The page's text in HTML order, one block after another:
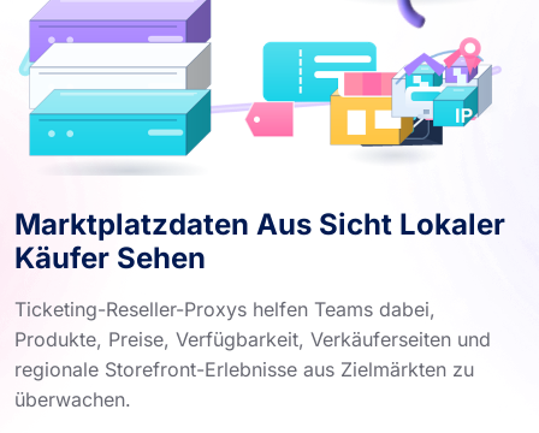
Marktplatzdaten Aus Sicht Lokaler
Käufer Sehen
Ticketing-Reseller-Proxys helfen Teams dabei,
Produkte, Preise, Verfügbarkeit, Verkäuferseiten und
regionale Storefront-Erlebnisse aus Zielmärkten zu
überwachen.